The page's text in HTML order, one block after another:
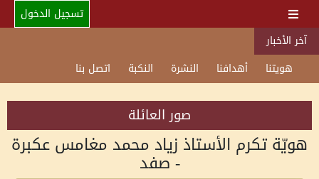
تسجيل الدخول
آخر الأخبار
هويتنا
أهدافنا النشرة النكبة اتصل بنا
صور العائلة
هويّة تكرم الأستاذ زياد محمد مغامس عكبرة
- صفد